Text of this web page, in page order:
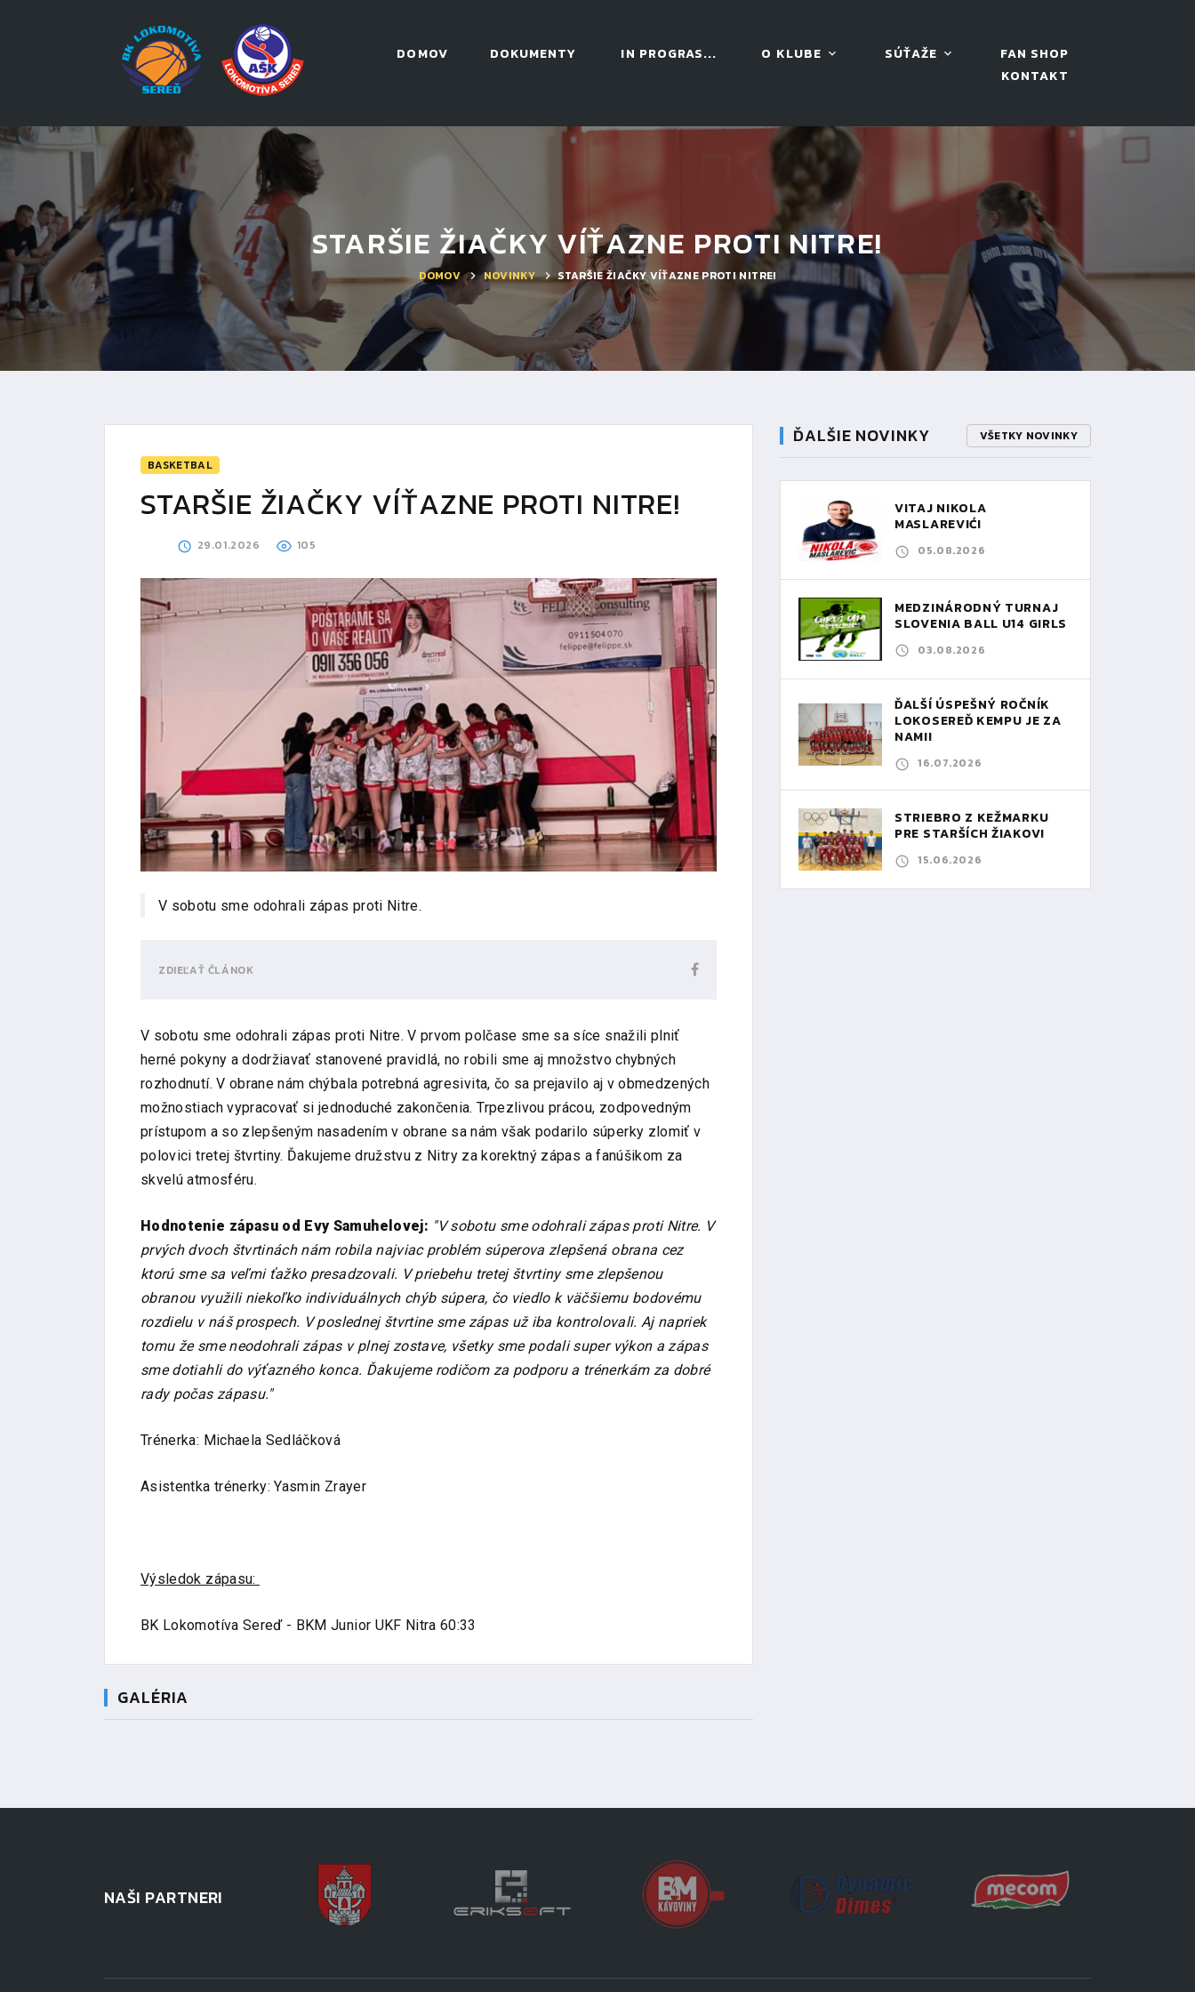
DOMOV DOKUMENTY IN PROGRAS... O KLUBE SÚŤAŽE
FAN SHOP
KONTAKT
STARŠIE ŽIAČKY VÍŤAZNE PROTI NITRE!
DOMOV NOVINKY STARŠIE ŽIAČKY VÍŤAZNE PROTI NITRE!
BASKETBAL
STARŠIE ŽIAČKY VÍŤAZNE PROTI NITRE!
29.01.2026 105
V sobotu sme odohrali zápas proti Nitre.
ZDIEĽAŤ ČLÁNOK
V sobotu sme odohrali zápas proti Nitre. V prvom polčase sme sa síce snažili plniť
herné pokyny a dodržiavať stanovené pravidlá, no robili sme aj množstvo chybných
rozhodnutí. V obrane nám chýbala potrebná agresivita, čo sa prejavilo aj v obmedzených
možnostiach vypracovať si jednoduché zakončenia. Trpezlivou prácou, zodpovedným
prístupom a so zlepšeným nasadením v obrane sa nám však podarilo súperky zlomiť v
polovici tretej štvrtiny. Ďakujeme družstvu z Nitry za korektný zápas a fanúšikom za
skvelú atmosféru.
Hodnotenie zápasu od Evy Samuhelovej: "V sobotu sme odohrali zápas proti Nitre. V
prvých dvoch štvrtinách nám robila najviac problém súperova zlepšená obrana cez
ktorú sme sa veľmi ťažko presadzovali. V priebehu tretej štvrtiny sme zlepšenou
obranou využili niekoľko individuálnych chýb súpera, čo viedlo k väčšiemu bodovému
rozdielu v náš prospech. V poslednej štvrtine sme zápas už iba kontrolovali. Aj napriek
tomu že sme neodohrali zápas v plnej zostave, všetky sme podali super výkon a zápas
sme dotiahli do výťazného konca. Ďakujeme rodičom za podporu a trénerkám za dobré
rady počas zápasu."
Trénerka: Michaela Sedláčková
Asistentka trénerky: Yasmin Zrayer
Výsledok zápasu:
BK Lokomotíva Sereď - BKM Junior UKF Nitra 60:33
GALÉRIA
ĎALŠIE NOVINKY VŠETKY NOVINKY
VITAJ NIKOLA
MASLAREVIĆ!
05.08.2026
MEDZINÁRODNÝ TURNAJ
SLOVENIA BALL U14 GIRLS
03.08.2026
ĎALŠÍ ÚSPEŠNÝ ROČNÍK
LOKOSEREĎ KEMPU JE ZA
NAMI!
16.07.2026
STRIEBRO Z KEŽMARKU
PRE STARŠÍCH ŽIAKOV!
15.06.2026
NAŠI PARTNERI